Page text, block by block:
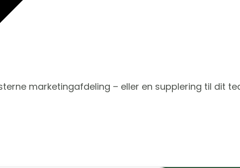
marketingafdeling – eller en supplering til dit